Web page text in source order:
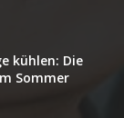
kühlen: Die
Sommer